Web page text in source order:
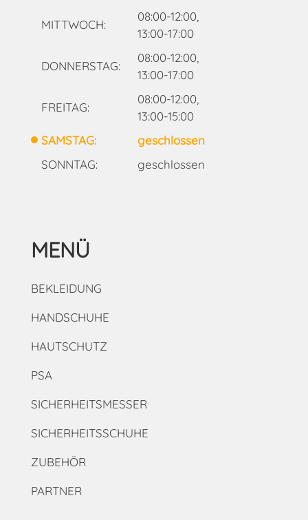
MITTWOCH:
08:00-12:00,
13:00-17:00
DONNERSTAG:
08:00-12:00,
13:00-17:00
FREITAG:
08:00-12:00,
13:00-15:00
SAMSTAG:
geschlossen
SONNTAG:
geschlossen
MENÜ
BEKLEIDUNG
HANDSCHUHE
HAUTSCHUTZ
PSA
SICHERHEITSMESSER
SICHERHEITSSCHUHE
ZUBEHÖR
PARTNER